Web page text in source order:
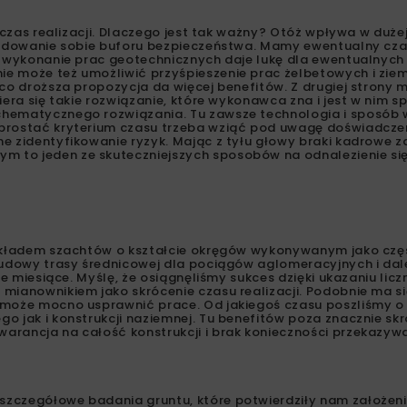
realizacji. Dlaczego jest tak ważny? Otóż wpływa w
sobie buforu bezpieczeństwa. Mamy ewentualny
prac geotechnicznych daje lukę dla
może też umożliwić przyśpieszenie prac żelbetowych i
droższa propozycja da więcej benefitów. Z drugiej strony
się takie rozwiązanie, które wykonawca zna i jest w nim
rozwiązania. Tu zawsze technologia i sposób
kryterium czasu trzeba wziąć pod uwagę
ryzyk. Mając z tyłu głowy braki kadrowe
to jeden ze skuteczniejszych sposobów na odnalezienie
szachtów o kształcie okręgów wykonywanym jako
trasy średnicowej dla pociągów aglomeracyjnych i
Myślę, że osiągnęliśmy sukces dzięki ukazaniu
jako skrócenie czasu realizacji. Podobnie ma
mocno usprawnić prace. Od jakiegoś czasu poszliśmy
jak i konstrukcji naziemnej. Tu benefitów poza znacznie
na całość konstrukcji i brak konieczności
badania gruntu, które potwierdziły nam